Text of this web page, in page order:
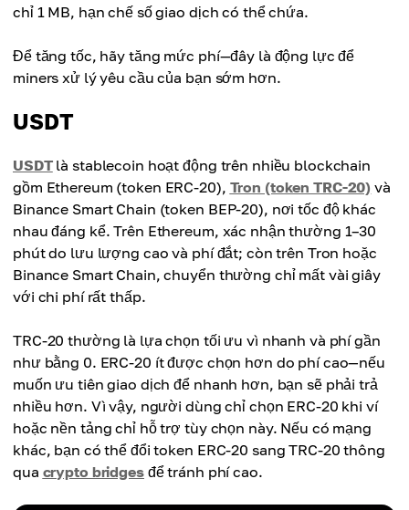
chỉ 1 MB, hạn chế số giao dịch có thể chứa.
Để tăng tốc, hãy tăng mức phí—đây là động lực để
miners xử lý yêu cầu của bạn sớm hơn.
USDT
USDTlà stablecoin hoạt động trên nhiều blockchain
gồm Ethereum (token ERC-20), Tron (token TRC-20) và
Binance Smart Chain (token BEP-20), nơi tốc độ khác
nhau đáng kể. Trên Ethereum, xác nhận thường 1–30
phút do lưu lượng cao và phí đắt; còn trên Tron hoặc
Binance Smart Chain, chuyển thường chỉ mất vài giây
với chi phí rất thấp.
TRC-20 thường là lựa chọn tối ưu vì nhanh và phí gần
như bằng 0. ERC-20 ít được chọn hơn do phí cao—nếu
muốn ưu tiên giao dịch để nhanh hơn, bạn sẽ phải trả
nhiều hơn. Vì vậy, người dùng chỉ chọn ERC-20 khi ví
hoặc nền tảng chỉ hỗ trợ tùy chọn này. Nếu có mạng
khác, bạn có thể đổi token ERC-20 sang TRC-20 thông
qua crypto bridgesđể tránh phí cao.